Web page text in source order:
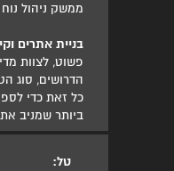
ממשק ניהול
בניית אתרים
פשוט, לצוות
הדרושים, סוג
כל זאת כדי
ביותר שמניב
טל: